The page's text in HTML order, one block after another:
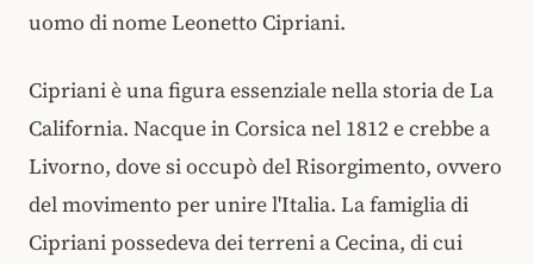
uomo di nome Leonetto Cipriani.
Cipriani è una figura essenziale nella storia de La
California. Nacque in Corsica nel 1812 e crebbe a
Livorno, dove si occupò del Risorgimento, ovvero
del movimento per unire l'Italia. La famiglia di
Cipriani possedeva dei terreni a Cecina, di cui